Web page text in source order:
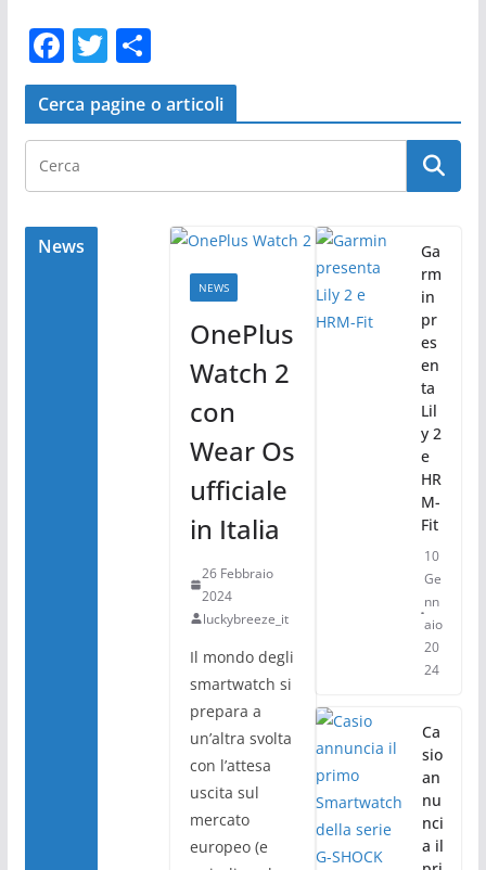
F
a
c
e
b
o
o
T
w
itt
er
C
o
n
di
vi
di
Cerca pagine o articoli
News
NEWS
OnePlus
Watch 2
con
Wear Os
ufficiale
in Italia
26 Febbraio
2024
luckybreeze_it
Il mondo degli
smartwatch si
prepara a
un’altra svolta
con l’attesa
uscita sul
mercato
europeo (e
Ga
rm
in
pr
es
en
ta
Lil
y 2
e
HR
M-
Fit
10
Ge
nn
aio
20
24
Ca
sio
an
nu
nci
a il